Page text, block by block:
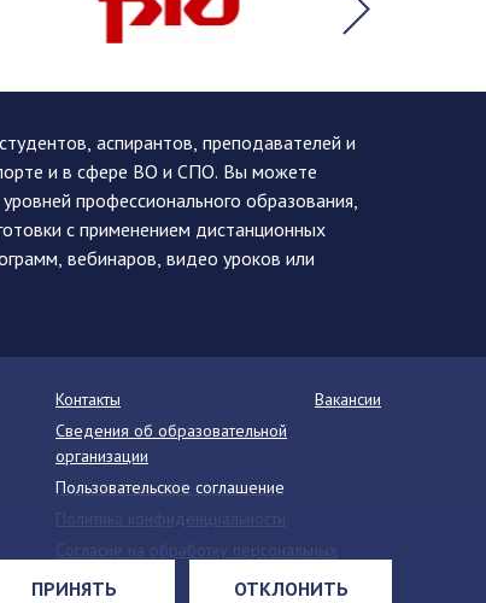
ПРИНЯТЬ ОТКЛОНИТЬ
аспирантов, преподавателей и
и в сфере ВО и СПО. Вы можете
профессионального образования,
с применением дистанционных
вебинаров, видео уроков или
Контакты
Вакансии
Сведения об образовательной
организации
Пользовательское соглашение